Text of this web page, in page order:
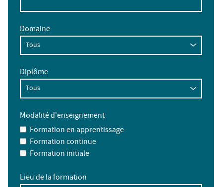
Domaine
Diplôme
Modalité d'enseignement
Formation en apprentissage
Formation continue
Formation initiale
Lieu de la formation